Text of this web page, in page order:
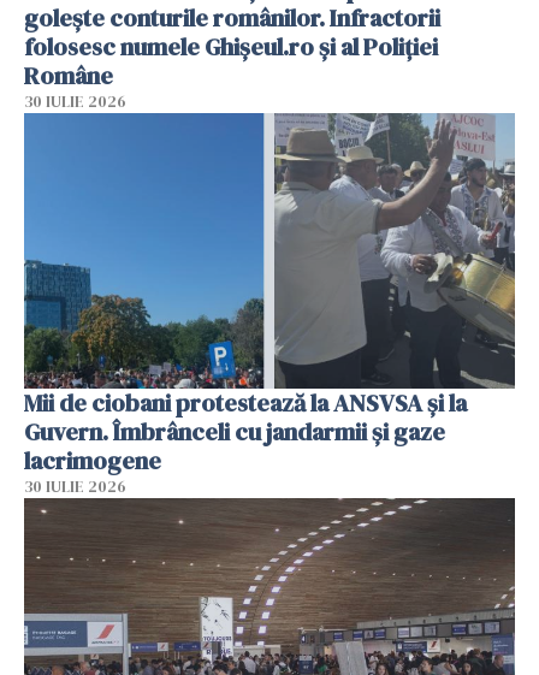
golește conturile românilor. Infractorii
folosesc numele Ghișeul.ro și al Poliției
Române
30 IULIE 2026
Mii de ciobani protestează la ANSVSA și la
Guvern. Îmbrânceli cu jandarmii și gaze
lacrimogene
30 IULIE 2026